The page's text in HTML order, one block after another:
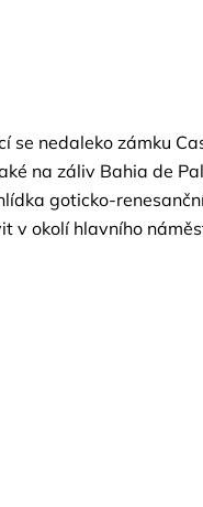
se nedaleko zámku
na záliv Bahia de
goticko-
v okolí hlavního
Sandovou. Za
V jeho
Frederyka a
a ochutnávka